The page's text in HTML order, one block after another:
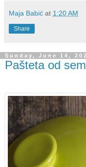
Maja Babić at 1:20 AM
Share
Sunday, June 14,
Pašteta od